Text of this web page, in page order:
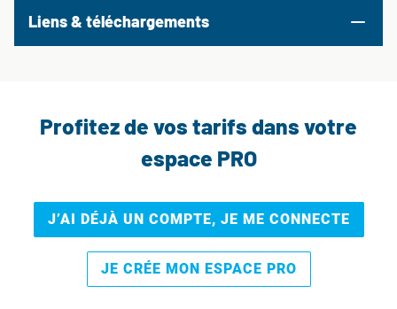
Liens & téléchargements
Profitez de vos tarifs dans votre
espace PRO
J’AI DÉJÀ UN COMPTE, JE ME CONNECTE
JE CRÉE MON ESPACE PRO